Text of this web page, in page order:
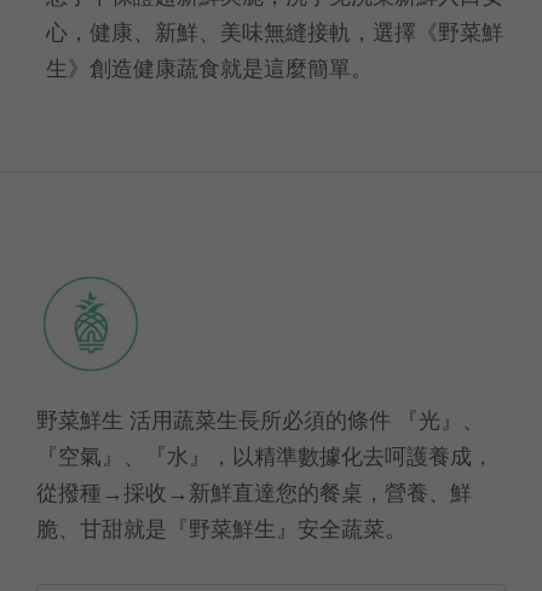
心，健康、新鮮、美味無縫接軌，選擇《野菜鮮
生》創造健康蔬食就是這麼簡單。
野菜鮮生 活用蔬菜生長所必須的條件 『光』、
『空氣』、『水』，以精準數據化去呵護養成，
從撥種→採收→新鮮直達您的餐桌，營養、鮮
脆、甘甜就是『野菜鮮生』安全蔬菜。